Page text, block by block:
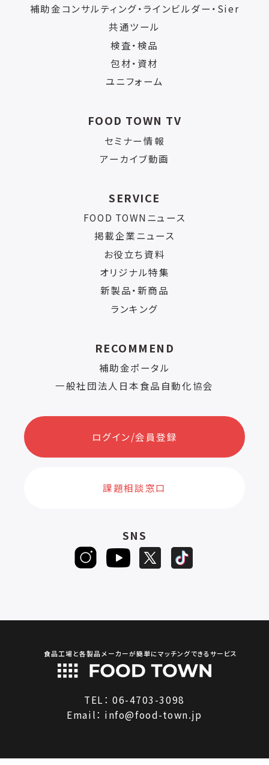
補助金コンサルティング・ラインビルダー・Sier
共通ツール
検査・検品
包材・資材
ユニフォーム
FOOD TOWN TV
セミナー情報
アーカイブ動画
SERVICE
FOOD TOWNニュース
掲載企業ニュース
お役立ち資料
オリジナル特集
新製品・新商品
ランキング
RECOMMEND
補助金ポータル
一般社団法人日本食品自動化協会
ログイン/会員登録
課題相談窓口
SNS
食品工場と各製品メーカーが簡単にマッチングできるサービス
TEL：06-4703-3098
Email： info@food-town.jp